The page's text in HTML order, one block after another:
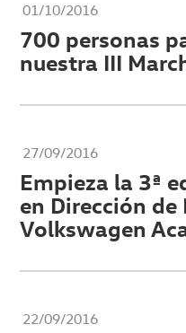
01/10/2016
700 personas
nuestra III
27/09/2016
Empieza la 3ª
en Dirección de
Volkswagen
22/09/2016